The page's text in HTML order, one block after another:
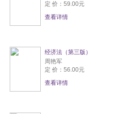
定 价：59.00元
查看详情
经济法（第三版）
周艳军
定 价：56.00元
查看详情